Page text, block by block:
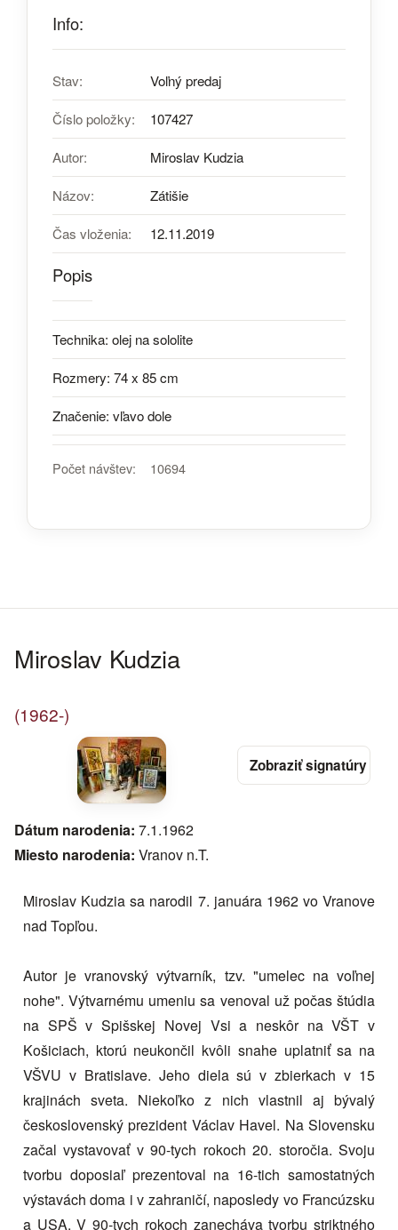
Info:
Stav: Voľný predaj
Číslo položky: 107427
Autor: Miroslav Kudzia
Názov: Zátišie
Čas vloženia: 12.11.2019
Popis
Technika: olej na sololite
Rozmery: 74 x 85 cm
Značenie: vľavo dole
Počet návštev: 10694
Miroslav Kudzia
(1962-)
Dátum narodenia: 7.1.1962
Miesto narodenia: Vranov n.T.
Miroslav Kudzia sa narodil 7. januára 1962 vo Vranove
nad Topľou.
Autor je vranovský výtvarník, tzv. "umelec na voľnej
nohe". Výtvarnému umeniu sa venoval už počas štúdia
na SPŠ v Spišskej Novej Vsi a neskôr na VŠT v
Košiciach, ktorú neukončil kvôli snahe uplatniť sa na
VŠVU v Bratislave. Jeho diela sú v zbierkach v 15
krajinách sveta. Niekoľko z nich vlastnil aj bývalý
československý prezident Václav Havel. Na Slovensku
začal vystavovať v 90-tych rokoch 20. storočia. Svoju
tvorbu doposiaľ prezentoval na 16-tich samostatných
výstavách doma i v zahraničí, naposledy vo Francúzsku
a USA. V 90-tych rokoch zanecháva tvorbu striktného